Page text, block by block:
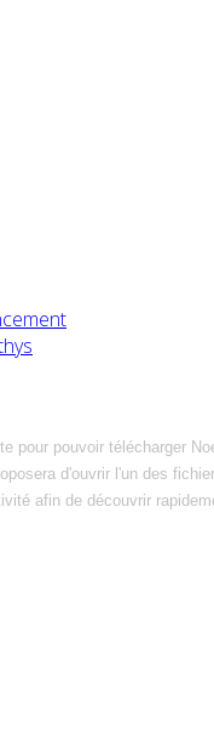
pour pouvoir télécharger
d'ouvrir l'un des
afin de découvrir